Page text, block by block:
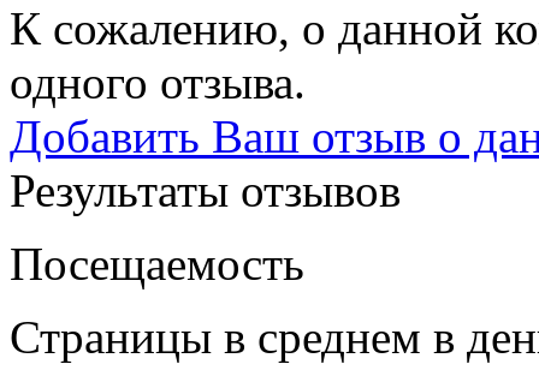
К сожалению, о данной
одного отзыва.
Добавить Ваш отзыв о
Результаты отзывов
Посещаемость
Страницы в среднем в